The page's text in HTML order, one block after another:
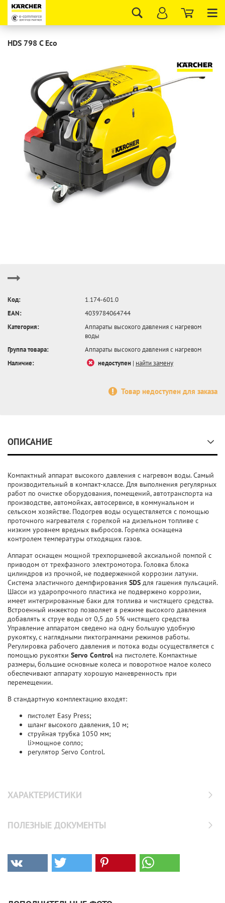
HDS 798 C Eco
Код:
1.174-601.0
EAN:
4039784064744
Категория:
Аппараты высокого давления с нагревом
воды
Группа товара:
Аппараты высокого давления с нагревом
Наличие:
недоступен | найти замену
Товар недоступен для заказа
ОПИСАНИЕ
Компактный аппарат высокого давления с нагревом воды. Самый
производительный в компакт-классе. Для выполнения регулярных
работ по очистке оборудования, помещений, автотранспорта на
производстве, автомойках, автосервисе, в коммунальном и
сельском хозяйстве. Подогрев воды осуществляется с помощью
проточного нагревателя с горелкой на дизельном топливе с
низким уровнем вредных выбросов. Горелка оснащена
контролем температуры отходящих газов.
Аппарат оснащен мощной трехпоршневой аксиальной помпой с
приводом от трехфазного электромотора. Головка блока
цилиндров из прочной, не подверженной коррозии латуни.
Система эластичного демпфирования SDS для гашения пульсаций.
Шасси из ударопрочного пластика не подвержено коррозии,
имеет интегрированные баки для топлива и чистящего средства.
Встроенный инжектор позволяет в режиме высокого давления
добавлять к струе воды от 0,5 до 5% чистящего средства
Управление аппаратом сведено на одну большую удобную
рукоятку, с наглядными пиктограммами режимов работы.
Регулировка рабочего давления и потока воды осуществляется с
помощью рукоятки Servo Control на пистолете. Компактные
размеры, большие основные колеса и поворотное малое колесо
обеспечивают аппарату хорошую маневренность при
перемещении.
В стандартную комплектацию входят:
пистолет Easy Press;
шланг высокого давления, 10 м;
струйная трубка 1050 мм;
li>мощное сопло;
регулятор Servo Control.
ХАРАКТЕРИСТИКИ
ПОЛЕЗНЫЕ ДОКУМЕНТЫ